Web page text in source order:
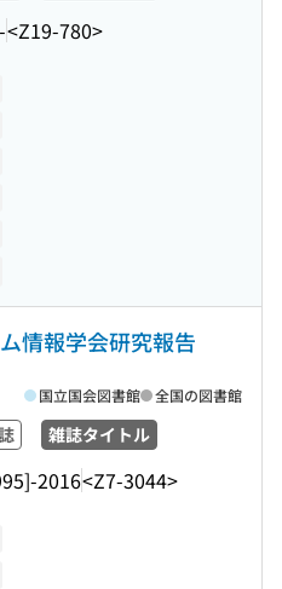
<Z19-780>
情報学会研究報告
雑誌タイトル
2016<Z7-3044>
国立国会図書館 全国の図書館